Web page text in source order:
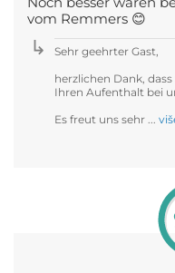
vom Remmers 😊
Sehr geehrter Gast,
herzlichen Dank,
Ihren Aufenthalt bei
Es freut uns sehr ...